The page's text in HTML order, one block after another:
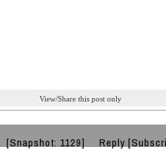
View/Share this post only
[Snapshot: 1129] Reply